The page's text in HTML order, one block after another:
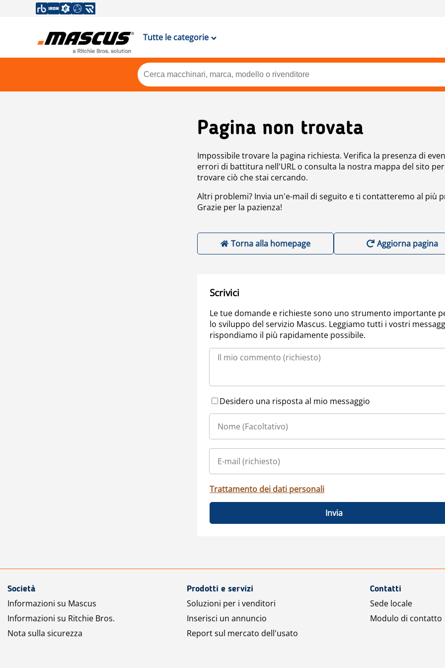
Tutte le categorie
Pagina non trovata
Impossibile trovare la pagina richiesta. Verifica la presenza di
errori di battitura nell'URL o consulta la nostra mappa del sito per
trovare ciò che stai cercando.
Altri problemi? Invia un'e-mail di seguito e ti contatteremo al più
Grazie per la pazienza!
Torna alla homepage Aggiorna pagina
Scrivici
Le tue domande e richieste sono uno strumento importante
lo sviluppo del servizio Mascus. Leggiamo tutti i vostri
rispondiamo il più rapidamente possibile.
Desidero una risposta al mio messaggio
Trattamento dei dati personali
Invia
Società
Informazioni su Mascus
Informazioni su Ritchie Bros.
Nota sulla sicurezza
Prodotti e servizi
Soluzioni per i venditori
Inserisci un annuncio
Report sul mercato dell'usato
Contatti
Sede locale
Modulo di contatto